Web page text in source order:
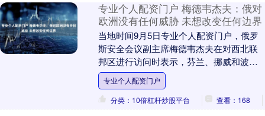
专业个人配资门户 梅德韦杰夫：俄对
欧洲没有任何威胁 未想改变任何边界
当地时间9月5日专业个人配资门户，俄罗
斯安全会议副主席梅德韦杰夫在对西北联
邦区进行访问时表示，芬兰、挪威和波兰
正在俄罗斯领土附近增强军事活动，并且
由于波罗的海国....
专业个人配资门户
分类：10倍杠杆炒股平台
查看：168